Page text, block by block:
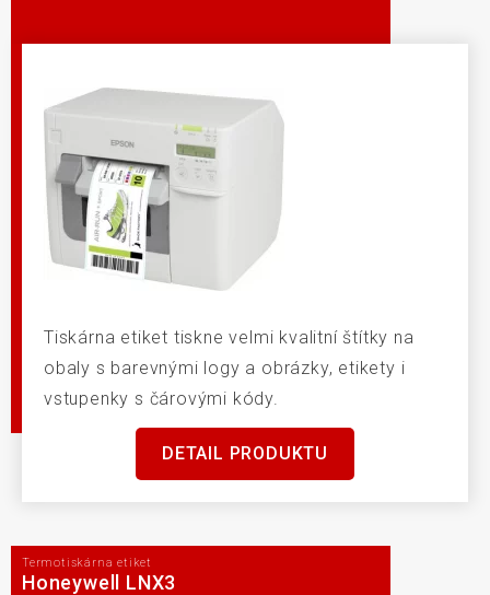
Tiskárna etiket tiskne velmi kvalitní štítky na
obaly s barevnými logy a obrázky, etikety i
vstupenky s čárovými kódy.
DETAIL PRODUKTU
Termotiskárna etiket
Honeywell LNX3